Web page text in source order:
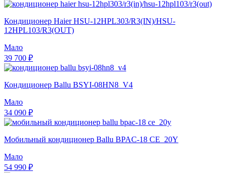
Кондиционер Haier HSU-12HPL303/R3(IN)/HSU-
12HPL103/R3(OUT)
Мало
39 700 ₽
Кондиционер Ballu BSYI-08HN8_V4
Мало
34 090 ₽
Мобильный кондиционер Ballu BPAC-18 CE_20Y
Мало
54 990 ₽